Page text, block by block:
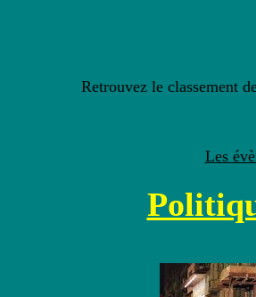
Retrouvez le
Les